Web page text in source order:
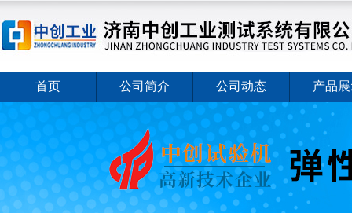
首页 公司简介 公司动态 产品